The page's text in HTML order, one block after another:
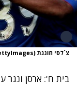
צ´לסי חוגגת (GettyImages)
בית ח': ארסן ונגר